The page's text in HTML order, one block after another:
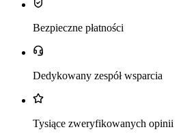
Bezpieczne płatności
Dedykowany zespół wsparcia
Tysiące zweryfikowanych opinii